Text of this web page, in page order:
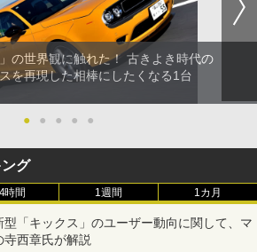
の世界観に触れた！ 古きよき時代の
を再現した相棒にしたくなる1台
● ● ● ● ●
グ
時間 1週間 1カ月
型「キックス」のユーザー動向に関して、マ
西章氏が解説